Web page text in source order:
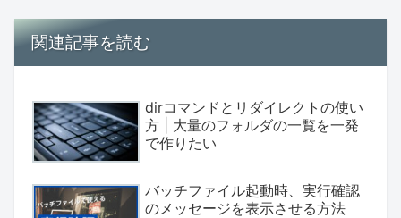
関連記事を読む
dirコマンドとリダイレクトの使い
方 | 大量のフォルダの一覧を一発
で作りたい
バッチファイル起動時、実行確認
のメッセージを表示させる方法